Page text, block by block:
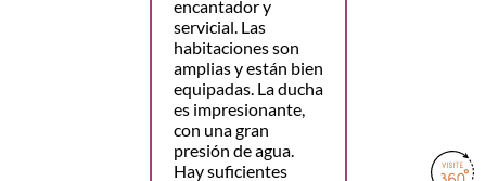
encantador y
servicial. Las
habitaciones son
amplias y están bien
equipadas. La ducha
es impresionante,
con una gran
presión de agua.
Hay suficientes